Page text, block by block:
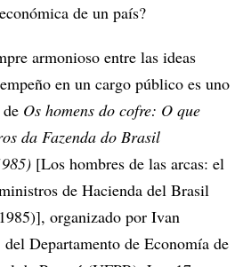
de un país?
armonioso entre las ideas
en un cargo público es uno
Os homens do cofre: O que
da Fazenda do Brasil
[Los hombres de las arcas: el
de Hacienda del Brasil
organizado por Ivan
Departamento de Economía de